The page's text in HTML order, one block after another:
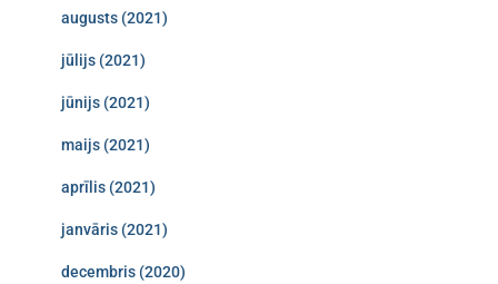
augusts (2021)
jūlijs (2021)
jūnijs (2021)
maijs (2021)
aprīlis (2021)
janvāris (2021)
decembris (2020)